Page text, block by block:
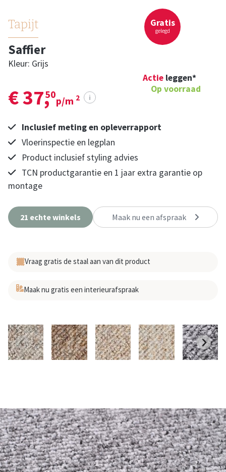
Tapijt
Saffier
Kleur: Grijs
€ 37,
50
p/m 2 i
Actie leggen*
Op voorraad
Inclusief meting en opleverrapport
Vloerinspectie en legplan
Product inclusief styling advies
TCN productgarantie en 1 jaar extra garantie op
montage
21 echte winkels Maak nu een afspraak
Vraag gratis de staal aan van dit product
Maak nu gratis een interieurafspraak
Gratis
gelegd